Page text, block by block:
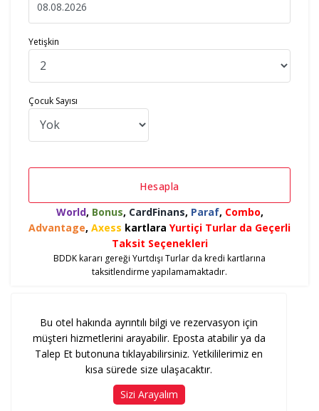
Yetişkin
Çocuk Sayısı
Hesapla
World, Bonus, CardFinans, Paraf, Combo,
Advantage, Axess kartlara Yurtiçi Turlar da Geçerli
Taksit Seçenekleri
BDDK kararı gereği Yurtdışı Turlar da kredi kartlarına
taksitlendirme yapılamamaktadır.
Bu otel hakında ayrıntılı bilgi ve rezervasyon için
müşteri hizmetlerini arayabilir. Eposta atabilir ya da
Talep Et butonuna tıklayabilirsiniz. Yetkililerimiz en
kısa sürede size ulaşacaktır.
Sizi Arayalım